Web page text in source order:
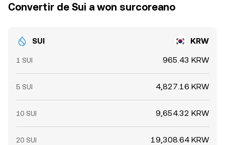
Convertir de Sui a won surcoreano
SUI KRW
1 SUI 965.43 KRW
5 SUI 4,827.16 KRW
10 SUI 9,654.32 KRW
20 SUI 19,308.64 KRW